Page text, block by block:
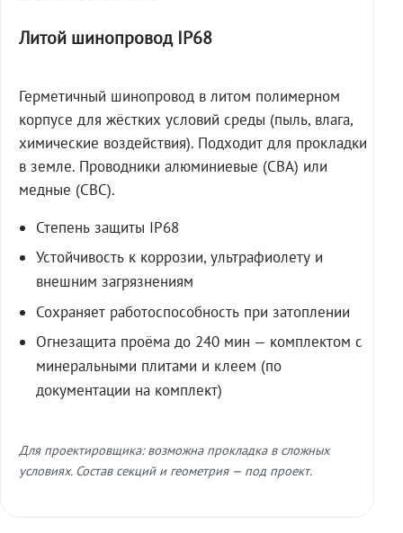
Литой шинопровод IP68
Герметичный шинопровод в литом полимерном
корпусе для жёстких условий среды (пыль, влага,
химические воздействия). Подходит для прокладки
в земле. Проводники алюминиевые (СВА) или
медные (СВС).
Степень защиты IP68
Устойчивость к коррозии, ультрафиолету и
внешним загрязнениям
Сохраняет работоспособность при затоплении
Огнезащита проёма до 240 мин — комплектом с
минеральными плитами и клеем (по
документации на комплект)
Для проектировщика: возможна прокладка в сложных
условиях. Состав секций и геометрия — под проект.